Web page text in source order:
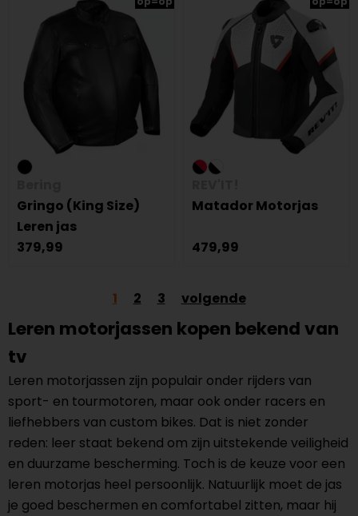
Gringo (King Size)
Leren jas
379,99
Matador Motorjas
479,99
1 2 3 volgende
Leren motorjassen kopen bekend van
tv
Leren motorjassen zijn populair onder rijders van
sport- en tourmotoren, maar ook onder racers en
liefhebbers van custom bikes. Dat is niet zonder
reden: leer staat bekend om zijn uitstekende veiligheid
en duurzame bescherming. Toch is de keuze voor een
leren motorjas heel persoonlijk. Natuurlijk moet de jas
je goed beschermen en comfortabel zitten, maar hij